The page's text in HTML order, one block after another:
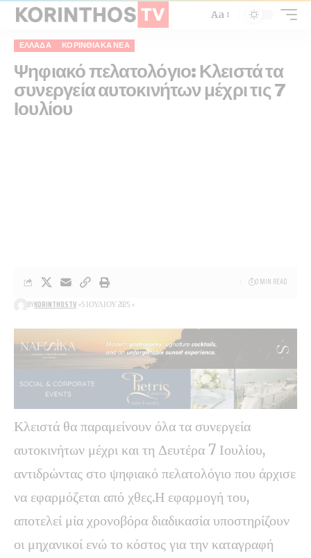
Aa
ΕΛΛΆΔΑ ΚΟΡΙΝΘΙΑΚΆ ΝΈΑ
Ψηφιακό πελατολόγιο: Κλειστά τα
συνεργεία αυτοκινήτων μέχρι τις 7
Ιουλίου
BYKORINTHOSTV 5 ΙΟΥΛΊΟΥ 2025
0 MIN READ
Κλειστά θα παραμείνουν όλα τα συνεργεία
αυτοκινήτων μέχρι και τη Δευτέρα 7 Ιουλίου,
αντιδρώντας στο ψηφιακό πελατολόγιο που άρχισε
να εφαρμόζεται από χθες.Η εφαρμογή του,
αποτελεί μία χρονοβόρα διαδικασία υποστηρίζουν
οι μηχανικοί ενώ το κόστος για την καταγραφή